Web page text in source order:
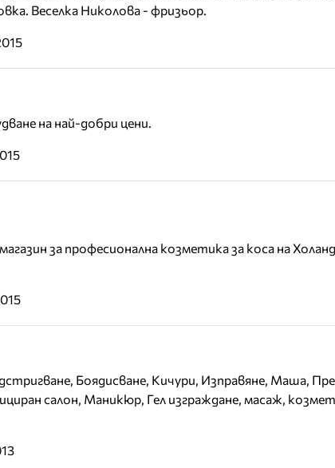
Веселка Николова - фризьор.
на най-добри цени.
за професионална козметика за коса на
Боядисване, Кичури, Изправяне, Маша,
салон, Mаникюр, Гел изграждане, масаж,